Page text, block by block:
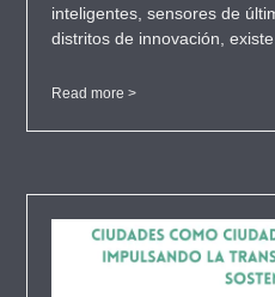
inteligentes, sensores de
distritos de innovación,
Read more >